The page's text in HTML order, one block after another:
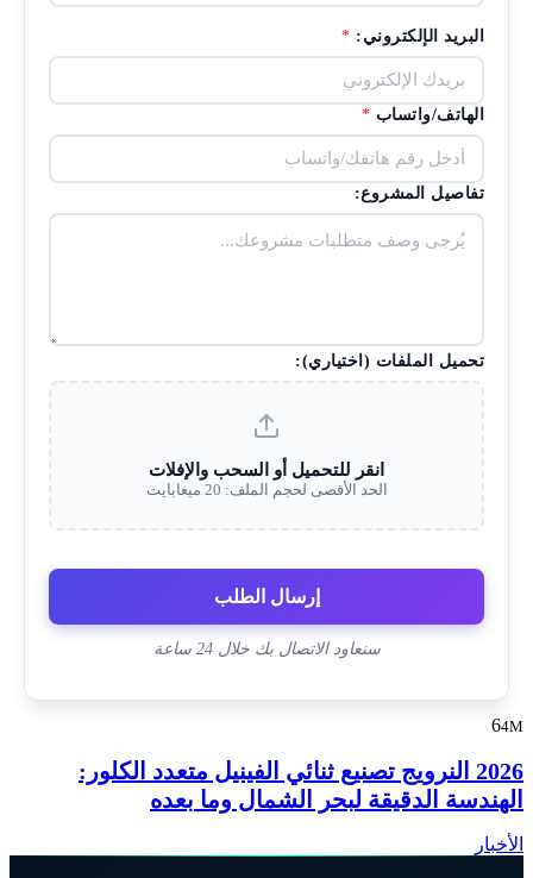
البريد الإلكتروني: *
الهاتف/واتساب *
تفاصيل المشروع:
تحميل الملفات (اختياري):
انقر للتحميل أو السحب والإفلات
الحد الأقصى لحجم الملف: 20 ميغابايت
إرسال الطلب
سنعاود الاتصال بك خلال 24 ساعة
64M
2026 النرويج تصنيع ثنائي الفينيل متعدد الكلور:
الهندسة الدقيقة لبحر الشمال وما بعده
الأخبار